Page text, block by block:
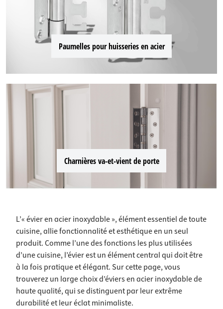
Paumelles pour huisseries en acier
Charnières va-et-vient de porte
L’« évier en acier inoxydable », élément essentiel de toute
cuisine, allie fonctionnalité et esthétique en un seul
produit. Comme l’une des fonctions les plus utilisées
d’une cuisine, l’évier est un élément central qui doit être
à la fois pratique et élégant. Sur cette page, vous
trouverez un large choix d’éviers en acier inoxydable de
haute qualité, qui se distinguent par leur extrême
durabilité et leur éclat minimaliste.